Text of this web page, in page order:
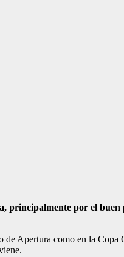
principalmente por el
Apertura como en la